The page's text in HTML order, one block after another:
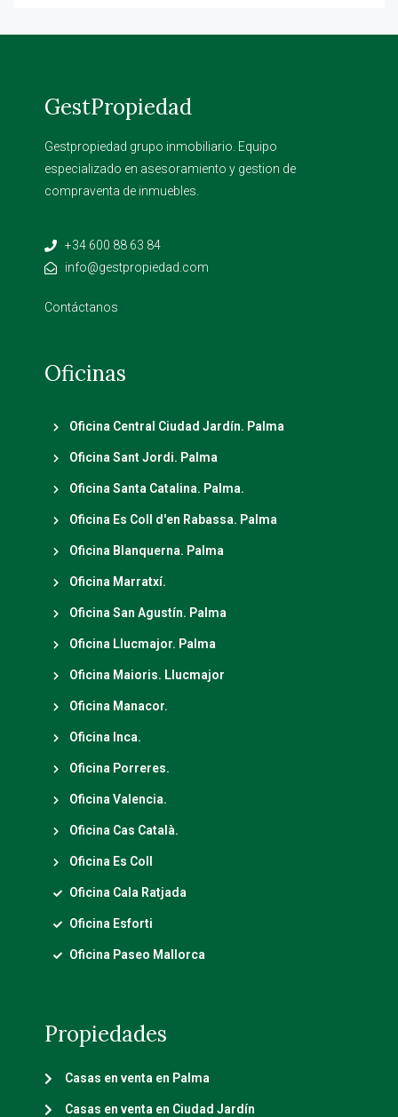
GestPropiedad
Gestpropiedad grupo inmobiliario. Equipo
especializado en asesoramiento y gestion de
compraventa de inmuebles.
+34 600 88 63 84
info@gestpropiedad.com
Contáctanos
Oficinas
Oficina Central Ciudad Jardín. Palma
Oficina Sant Jordi. Palma
Oficina Santa Catalina. Palma.
Oficina Es Coll d'en Rabassa. Palma
Oficina Blanquerna. Palma
Oficina Marratxí.
Oficina San Agustín. Palma
Oficina Llucmajor. Palma
Oficina Maioris. Llucmajor
Oficina Manacor.
Oficina Inca.
Oficina Porreres.
Oficina Valencia.
Oficina Cas Català.
Oficina Es Coll
Oficina Cala Ratjada
Oficina Esforti
Oficina Paseo Mallorca
Propiedades
Casas en venta en Palma
Casas en venta en Ciudad Jardín